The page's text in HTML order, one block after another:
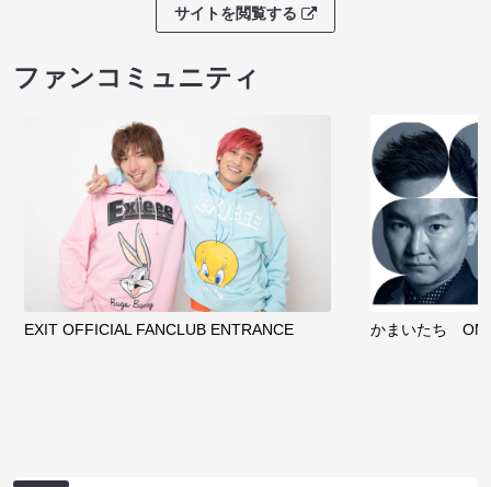
サイトを閲覧する
ファンコミュニティ
EXIT OFFICIAL FANCLUB ENTRANCE かまいたち